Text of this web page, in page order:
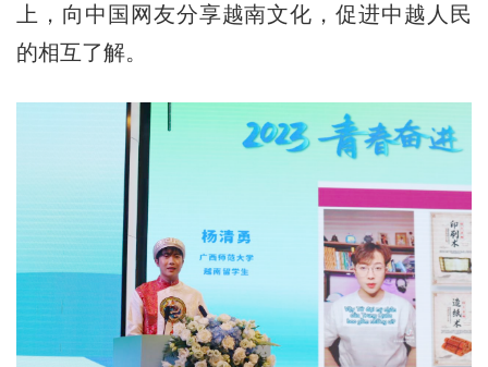
上，向中国网友分享越南文化，促进中越人民
的相互了解。